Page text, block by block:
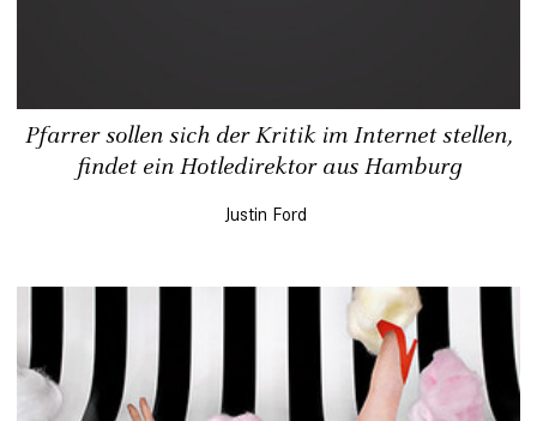
Pfarrer sollen sich der Kritik im Internet stellen,
findet ein Hotledirektor aus Hamburg
Justin Ford